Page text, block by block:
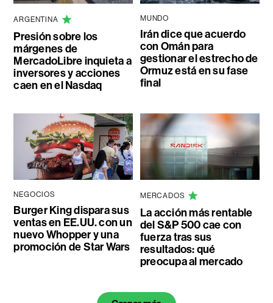
ARGENTINA
Presión sobre los
márgenes de
MercadoLibre inquieta a
inversores y acciones
caen en el Nasdaq
MUNDO
Irán dice que acuerdo
con Omán para
gestionar el estrecho de
Ormuz está en su fase
final
NEGOCIOS
Burger King dispara sus
ventas en EE.UU. con un
nuevo Whopper y una
promoción de Star Wars
MERCADOS
La acción más rentable
del S&P 500 cae con
fuerza tras sus
resultados: qué
preocupa al mercado